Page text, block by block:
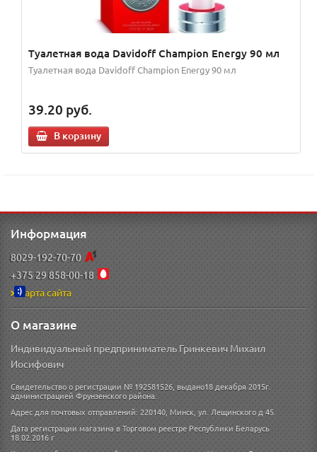
Туалетная вода Davidoff Champion Energy 90 мл
Туалетная вода Davidoff Champion Energy 90 мл
39.20 руб.
В корзину
Информация
8029-192-70-70
+375 29 858-00-18
Карта сайта
О магазине
Индивидуальный предприниматель Гринкевич Михаил
Иосифович
Свидетельство о регистрации № 192581526, выдано18 декабря 2015г.
администрацией Фрунзенского района.
Адрес для почтовых отправлений: 220140, Минск, ул. Лещинского д 45.
Дата регистрации магазина в Торговом реестре Республики Беларусь
18.02.2016 г